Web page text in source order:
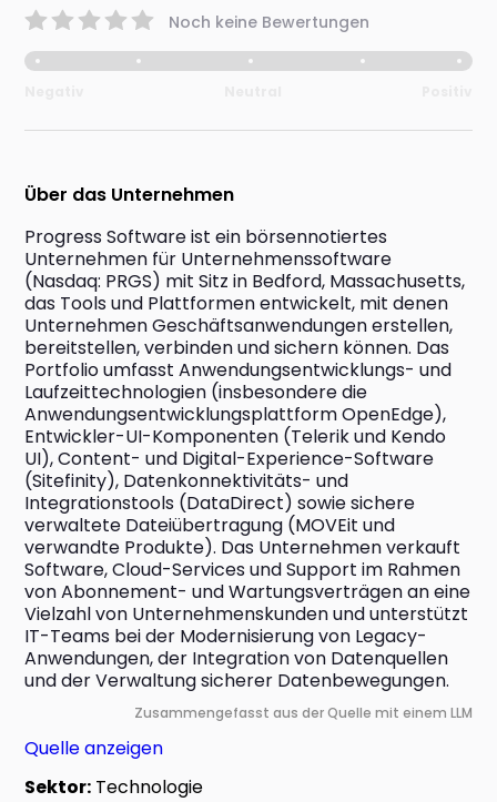
Noch keine Bewertungen
Über das Unternehmen
Progress Software ist ein börsennotiertes
Unternehmen für Unternehmenssoftware
(Nasdaq: PRGS) mit Sitz in Bedford, Massachusetts,
das Tools und Plattformen entwickelt, mit denen
Unternehmen Geschäftsanwendungen erstellen,
bereitstellen, verbinden und sichern können. Das
Portfolio umfasst Anwendungsentwicklungs- und
Laufzeittechnologien (insbesondere die
Anwendungsentwicklungsplattform OpenEdge),
Entwickler-UI-Komponenten (Telerik und Kendo
UI), Content- und Digital-Experience-Software
(Sitefinity), Datenkonnektivitäts- und
Integrationstools (DataDirect) sowie sichere
verwaltete Dateiübertragung (MOVEit und
verwandte Produkte). Das Unternehmen verkauft
Software, Cloud-Services und Support im Rahmen
von Abonnement- und Wartungsverträgen an eine
Vielzahl von Unternehmenskunden und unterstützt
IT-Teams bei der Modernisierung von Legacy-
Anwendungen, der Integration von Datenquellen
und der Verwaltung sicherer Datenbewegungen.
Zusammengefasst aus der Quelle mit einem LLM
Quelle anzeigen
Sektor: Technologie